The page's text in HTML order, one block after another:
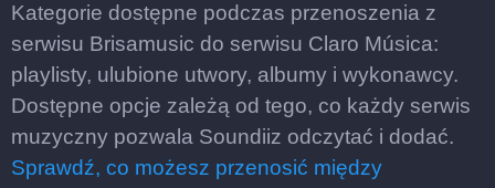
Kategorie dostępne podczas przenoszenia z
serwisu Brisamusic do serwisu Claro Música:
playlisty, ulubione utwory, albumy i wykonawcy.
Dostępne opcje zależą od tego, co każdy serwis
muzyczny pozwala Soundiiz odczytać i dodać.
Sprawdź, co możesz przenosić między